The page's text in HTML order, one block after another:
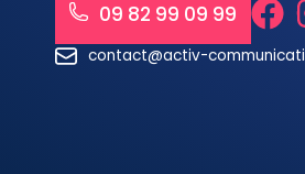
09 82 99 09 99
contact@activ-